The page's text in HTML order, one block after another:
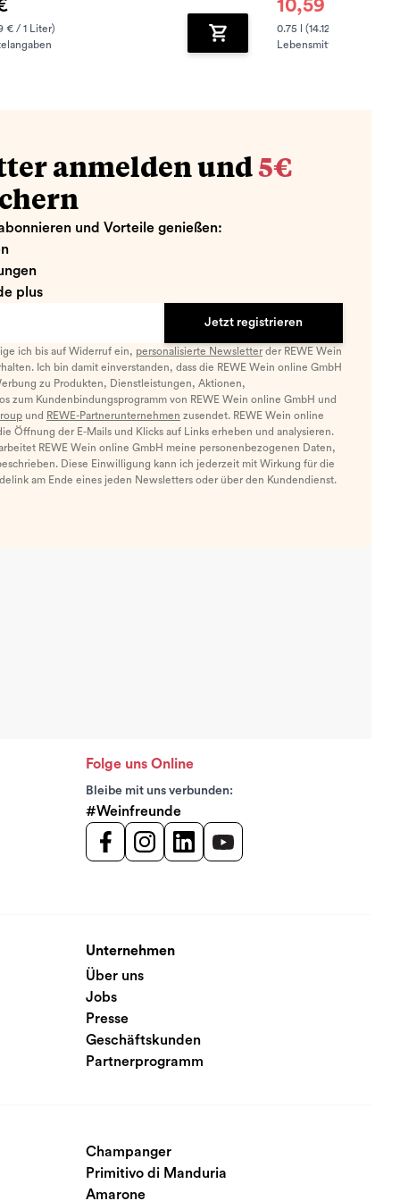
€ / 1 Liter)
Zum Warenkorb hinzufügen
10,59 €
0.75 l (14.12 € / 1 Liter)
Lebensmittelangaben
anmelden und 5€
und Vorteile genießen:
plus
Jetzt registrieren
ich bis auf Widerruf ein, personalisierte Newsletterder REWE Wein
Ich bin damit einverstanden, dass die REWE Wein online GmbH
zu Produkten, Dienstleistungen, Aktionen,
zum Kundenbindungsprogramm von REWE Wein online GmbH und
und REWE-Partnerunternehmen zusendet. REWE Wein online
Öffnung der E-Mails und Klicks auf Links erheben und analysieren.
REWE Wein online GmbH meine personenbezogenen Daten,
Diese Einwilligung kann ich jederzeit mit Wirkung für die
am Ende eines jeden Newsletters oder über den Kundendienst.
Folge uns Online
Bleibe mit uns verbunden:
#Weinfreunde
Unternehmen
Über uns
Jobs
Presse
Geschäftskunden
Partnerprogramm
Champanger
Primitivo di Manduria
Amarone